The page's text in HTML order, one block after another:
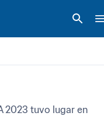
2023 tuvo lugar en